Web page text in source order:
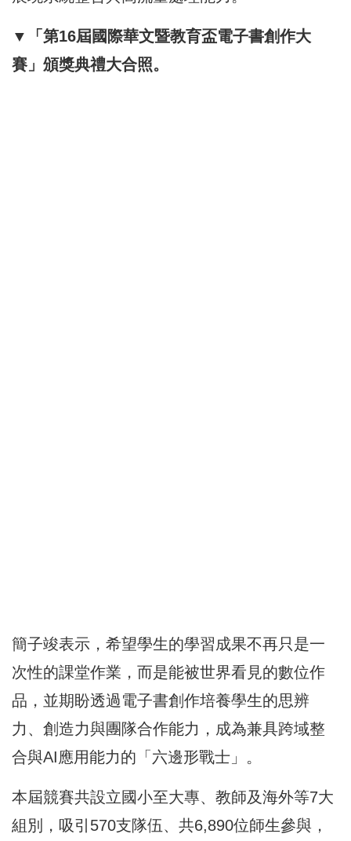
▼「第16屆國際華文暨教育盃電子書創作大
賽」頒獎典禮大合照。
簡子竣表示，希望學生的學習成果不再只是一
次性的課堂作業，而是能被世界看見的數位作
品，並期盼透過電子書創作培養學生的思辨
力、創造力與團隊合作能力，成為兼具跨域整
合與AI應用能力的「六邊形戰士」。
本屆競賽共設立國小至大專、教師及海外等7大
組別，吸引570支隊伍、共6,890位師生參與，